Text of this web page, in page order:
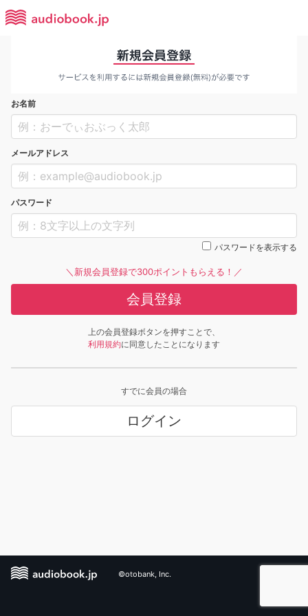
お名前
メールアドレス
パスワード
パスワードを表示する
＼新規会員登録で300ポイントもらえる！／
会員登録
上の会員登録ボタンを押すことで、
利用規約に同意したことになります
すでに会員の場合
ログイン
©otobank, Inc.